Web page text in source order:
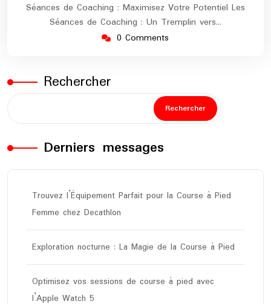
Séances de Coaching : Maximisez Votre Potentiel Les
Séances de Coaching : Un Tremplin vers…
0 Comments
Rechercher
Rechercher
Derniers messages
Trouvez l’Équipement Parfait pour la Course à Pied
Femme chez Decathlon
Exploration nocturne : La Magie de la Course à Pied
Optimisez vos sessions de course à pied avec
l’Apple Watch 5